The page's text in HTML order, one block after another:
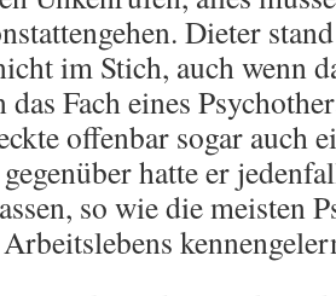
Dieter
im Stich, auch wenn
Fach eines
offenbar sogar auch
hatte er
so wie die meisten